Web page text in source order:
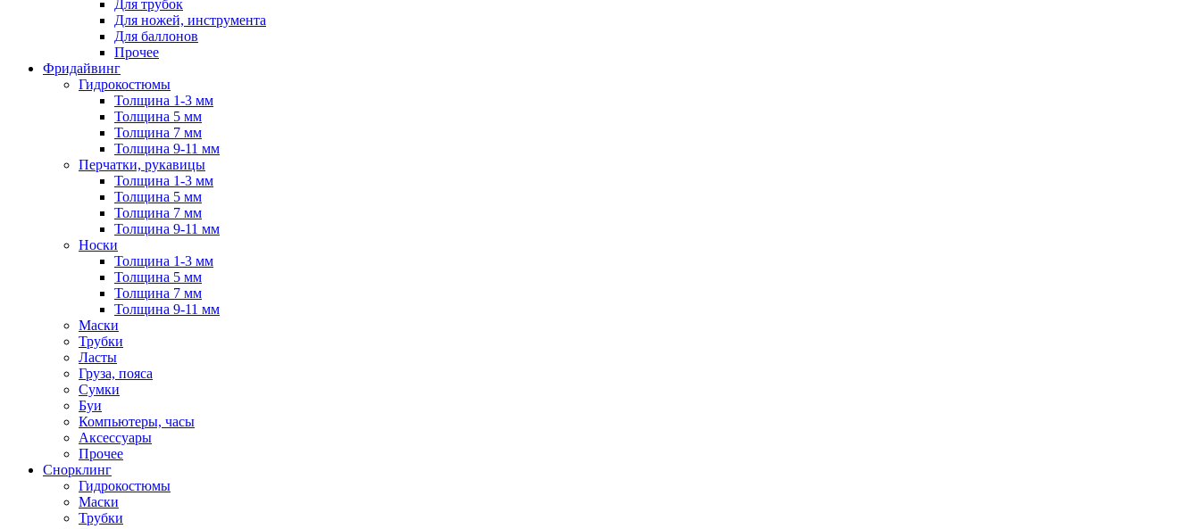
Для трубок
Для ножей, инструмента
Для баллонов
Прочее
Фридайвинг
Гидрокостюмы
Толщина 1-3 мм
Толщина 5 мм
Толщина 7 мм
Толщина 9-11 мм
Перчатки, рукавицы
Толщина 1-3 мм
Толщина 5 мм
Толщина 7 мм
Толщина 9-11 мм
Носки
Толщина 1-3 мм
Толщина 5 мм
Толщина 7 мм
Толщина 9-11 мм
Маски
Трубки
Ласты
Груза, пояса
Сумки
Буи
Компьютеры, часы
Аксессуары
Прочее
Снорклинг
Гидрокостюмы
Маски
Трубки